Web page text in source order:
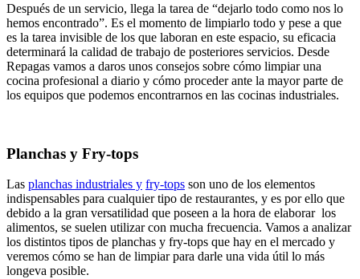
Después de un servicio, llega la tarea de “dejarlo todo como nos lo
hemos encontrado”. Es el momento de limpiarlo todo y pese a que
es la tarea invisible de los que laboran en este espacio, su eficacia
determinará la calidad de trabajo de posteriores servicios. Desde
Repagas vamos a daros unos consejos sobre cómo limpiar una
cocina profesional a diario y cómo proceder ante la mayor parte de
los equipos que podemos encontrarnos en las cocinas industriales.
Planchas y Fry-tops
Las planchas industriales y fry-tops son uno de los elementos
indispensables para cualquier tipo de restaurantes, y es por ello que
debido a la gran versatilidad que poseen a la hora de elaborar los
alimentos, se suelen utilizar con mucha frecuencia. Vamos a analizar
los distintos tipos de planchas y fry-tops que hay en el mercado y
veremos cómo se han de limpiar para darle una vida útil lo más
longeva posible.